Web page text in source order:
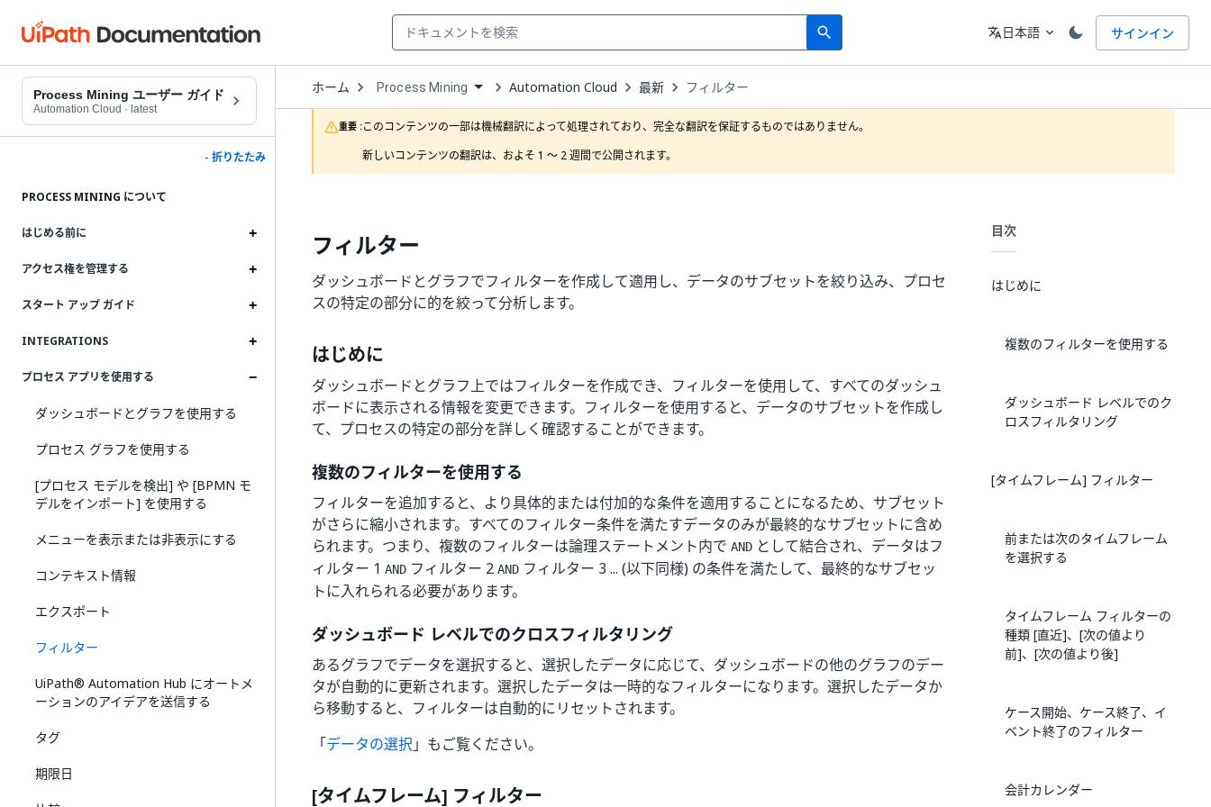
search
Search 言語
translate日本語 expand_more サインイン
Process Mining ユーザー ガイド
Automation Cloud · latest
- 折りたたみ
PROCESS MINING について
はじめる前に
アクセス権を管理する
スタート アップ ガイド
INTEGRATIONS
プロセス アプリを使用する
ダッシュボードとグラフを使用する
プロセス グラフを使用する
[プロセス モデルを検出] や [BPMN モ
デルをインポート] を使用する
メニューを表示または非表示にする
コンテキスト情報
エクスポート
フィルター
UiPath® Automation Hub にオートメ
ーションのアイデアを送信する
タグ
期限日
ホーム Open
Dropdown
to
choose
product
Process Mining Automation Cloud 最新 フィルター
重要 :このコンテンツの一部は機械翻訳によって処理されており、完全な翻訳を保証するものではありません。
新しいコンテンツの翻訳は、およそ 1 ～ 2 週間で公開されます。
フィルター
ダッシュボードとグラフでフィルターを作成して適用し、データのサブセットを絞り込み、プロセ
スの特定の部分に的を絞って分析します。
はじめに
ダッシュボードとグラフ上ではフィルターを作成でき、フィルターを使用して、すべてのダッシュ
ボードに表示される情報を変更できます。フィルターを使用すると、データのサブセットを作成し
て、プロセスの特定の部分を詳しく確認することができます。
複数のフィルターを使用する
フィルターを追加すると、より具体的または付加的な条件を適用することになるため、サブセット
がさらに縮小されます。すべてのフィルター条件を満たすデータのみが最終的なサブセットに含め
られます。つまり、複数のフィルターは論理ステートメント内で AND として結合され、データはフ
ィルター 1 AND フィルター 2 AND フィルター 3 ... (以下同様) の条件を満たして、最終的なサブセッ
トに入れられる必要があります。
ダッシュボード レベルでのクロスフィルタリング
あるグラフでデータを選択すると、選択したデータに応じて、ダッシュボードの他のグラフのデー
タが自動的に更新されます。選択したデータは一時的なフィルターになります。選択したデータか
ら移動すると、フィルターは自動的にリセットされます。
「データの選択」もご覧ください。
[タイムフレーム] フィルター
目次
はじめに
複数のフィルターを使用する
ダッシュボード レベルでのク
ロスフィルタリング
[タイムフレーム] フィルター
前または次のタイムフレーム
を選択する
タイムフレーム フィルターの
種類 [直近]、[次の値より
前]、[次の値より後]
ケース開始、ケース終了、イ
ベント終了のフィルター
会計カレンダー